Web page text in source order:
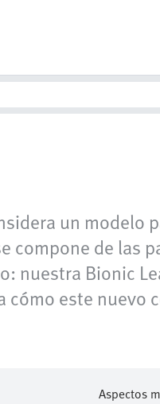
un modelo
compone de las
nuestra Bionic
este nuevo
Aspectos